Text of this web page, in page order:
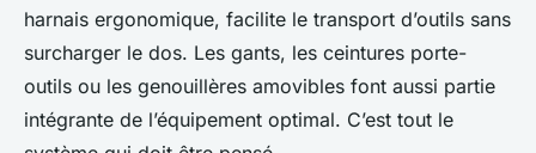
harnais ergonomique, facilite le transport d’outils sans
surcharger le dos. Les gants, les ceintures porte-
outils ou les genouillères amovibles font aussi partie
intégrante de l’équipement optimal. C’est tout le